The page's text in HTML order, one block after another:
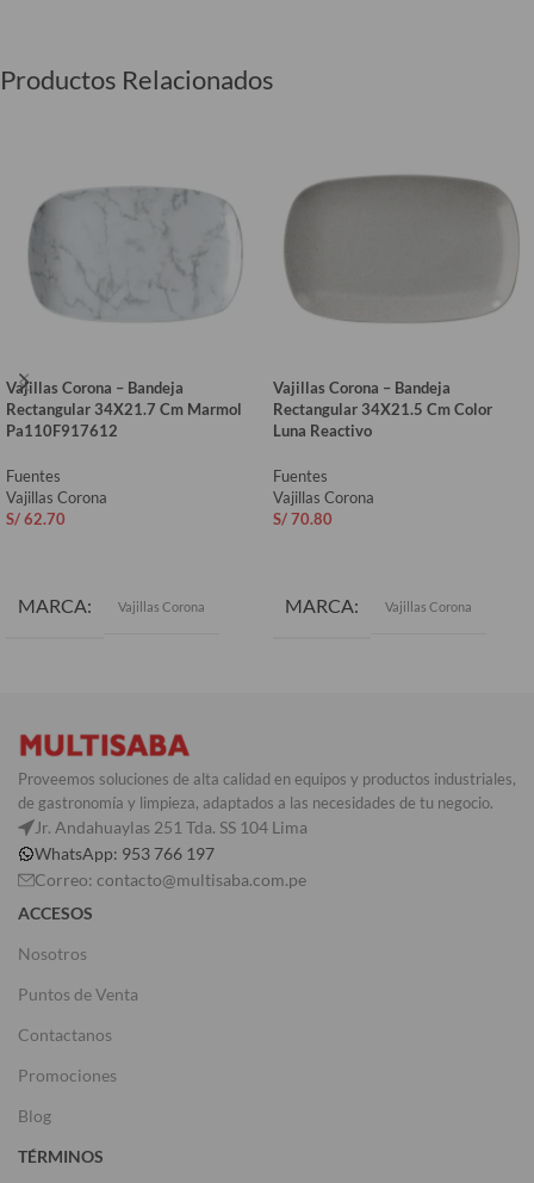
Productos Relacionados
Vajillas Corona – Bandeja
Rectangular 34X21.7 Cm Marmol
Pa110F917612
Fuentes
Vajillas Corona
S/62.70
MARCA Vajillas Corona
Vajillas Corona – Bandeja
Rectangular 34X21.5 Cm Color
Luna Reactivo
Fuentes
Vajillas Corona
S/70.80
MARCA Vajillas Corona
Proveemos soluciones de alta calidad en equipos y productos industriales,
de gastronomía y limpieza, adaptados a las necesidades de tu negocio.
Jr. Andahuaylas 251 Tda. SS 104 Lima
WhatsApp: 953 766 197
Correo: contacto@multisaba.com.pe
ACCESOS
Nosotros
Puntos de Venta
Contactanos
Promociones
Blog
TÉRMINOS